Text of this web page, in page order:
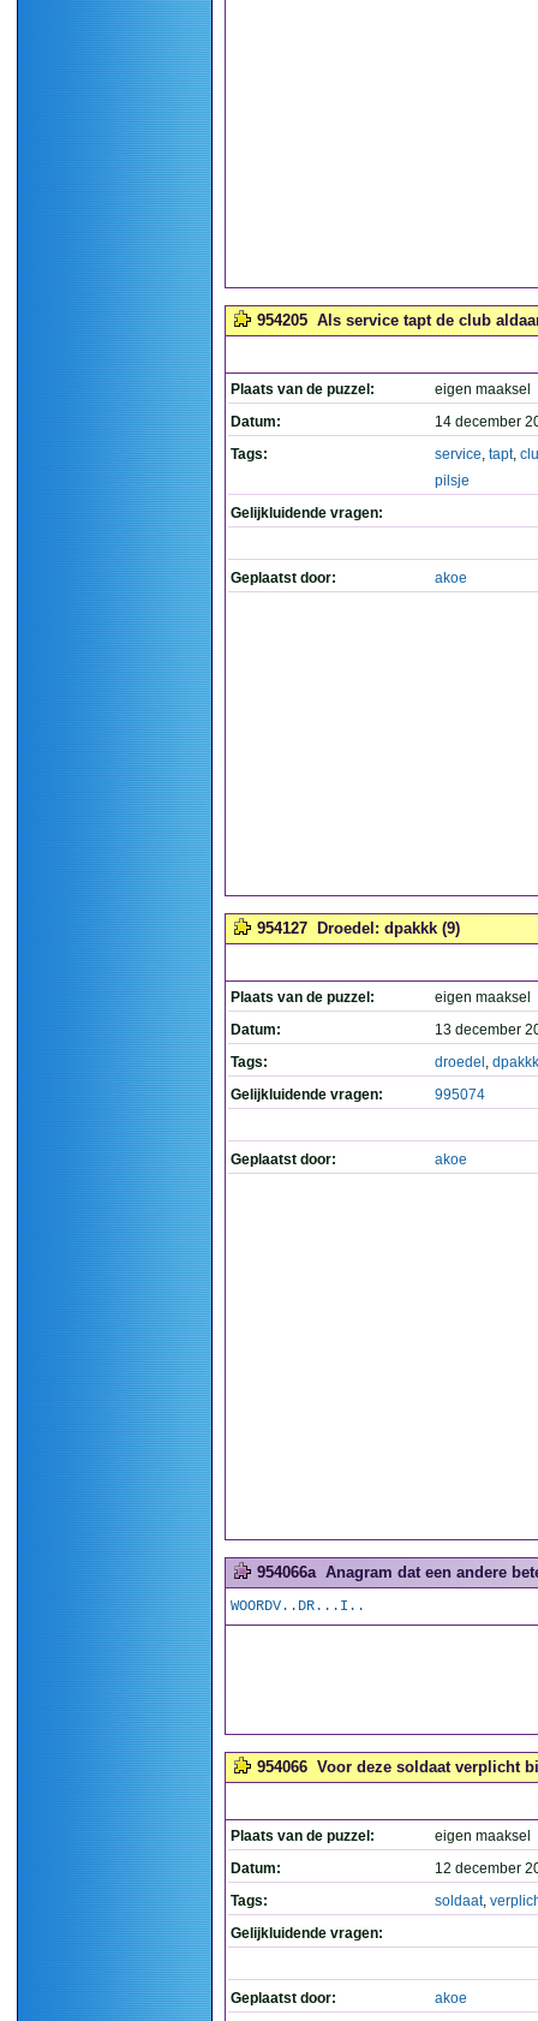
954205 Als service tapt de club
Plaats van de puzzel:
eigen maaksel
Datum:
14 december
Tags:
service, tapt,
pilsje
Gelijkluidende vragen:
Geplaatst door: akoe
954127 Droedel: dpakkk (9)
Plaats van de puzzel:
eigen maaksel
Datum:
13 december
Tags:
droedel , dpakkk
Gelijkluidende vragen:
995074
Geplaatst door: akoe
954066a Anagram dat een andere
WOORDV..DR...I..
954066 Voor deze soldaat verplicht
Plaats van de puzzel:
eigen maaksel
Datum:
12 december
Tags:
soldaat,
Gelijkluidende vragen:
Geplaatst door: akoe